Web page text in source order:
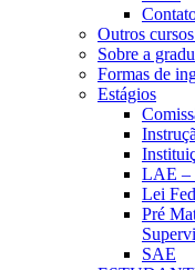
Outros
Sobre a
Formas de
Estágios
LAE –
Lei
Pré
SAE